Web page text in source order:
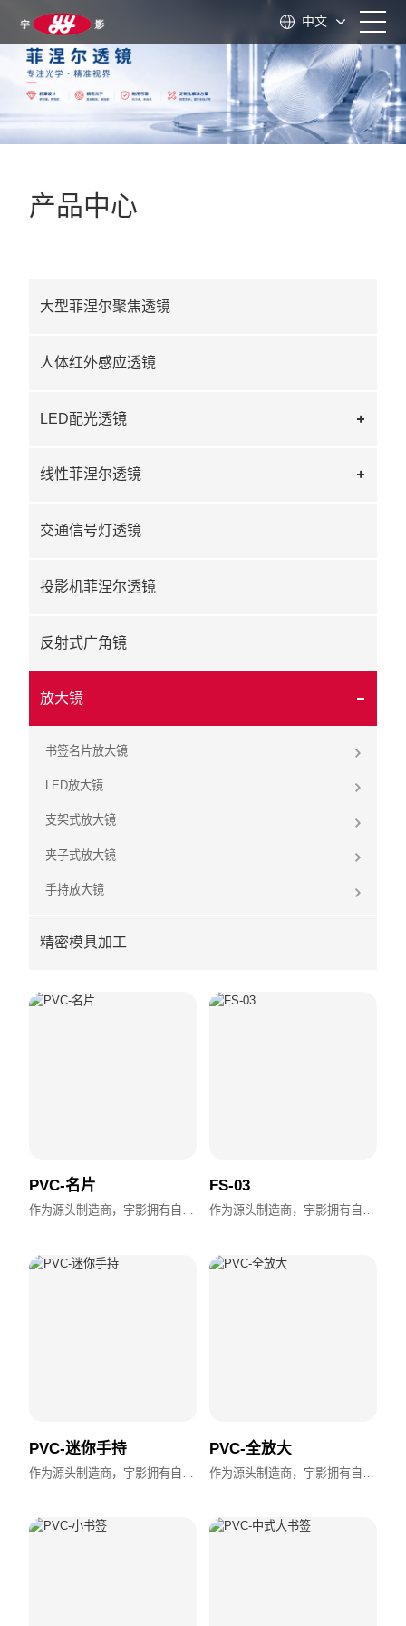
首页
关于我们
产品中心
技术支持
新闻资讯
联系我们
中文
产品中心
大型菲涅尔聚焦透镜
人体红外感应透镜
LED配光透镜
线性菲涅尔透镜
交通信号灯透镜
投影机菲涅尔透镜
反射式广角镜
放大镜
书签名片放大镜
LED放大镜
支架式放大镜
夹子式放大镜
手持放大镜
精密模具加工
PVC-名片
作为源头制造商，宇影拥有自主设计、模具加工与全流程生产能力，支持OEM/ODM，交付快速，品质稳定。
FS-03
作为源头制造商，宇影拥有自主设计、模具加工与全流程生产能力，支持OEM/ODM，交付快速，品质稳定。
PVC-迷你手持 PVC-全放大